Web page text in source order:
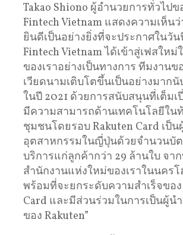
Takao Shiono ผู้อำนวยการทั่วไปข
Fintech Vietnam แสดงความเห็นว่
ยินดีเป็นอย่างยิ่งที่จะประกาศในวัน
Fintech Vietnam ได้เข้าสู่เฟสให
ของเราอย่างเป็นทางการ ทีมงานข
เวียดนามเติบโตขึ้นเป็นอย่างมาก
ในปี 2021 ด้วยการสนับสนุนที่เต็ม
มีความสามารถด้านเทคโนโลยีใน
ชุมชนโดยรอบ Rakuten Card เป็น
อุตสาหกรรมในญี่ปุ่นด้วยจำนวนบั
บริการแก่ลูกค้ากว่า 29 ล้านใบ จา
สำนักงานแห่งใหม่ของเราในนครโ
พร้อมที่จะยกระดับความสำเร็จของ
Card และมีส่วนร่วมในการเป็นผู้น
ของ Rakuten”